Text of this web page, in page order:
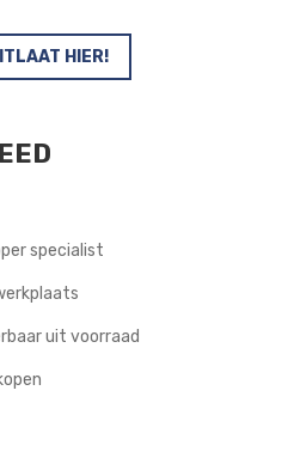
HIER!
specialist
uit voorraad